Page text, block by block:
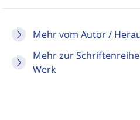
Mehr vom Autor /
Mehr zur
Werk